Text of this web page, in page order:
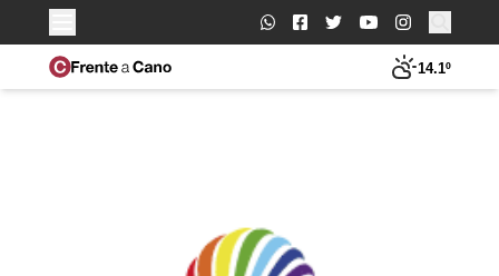
Buscar:
14.1º